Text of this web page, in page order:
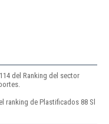
del Ranking del sector
ranking de Plastificados 88 Sl